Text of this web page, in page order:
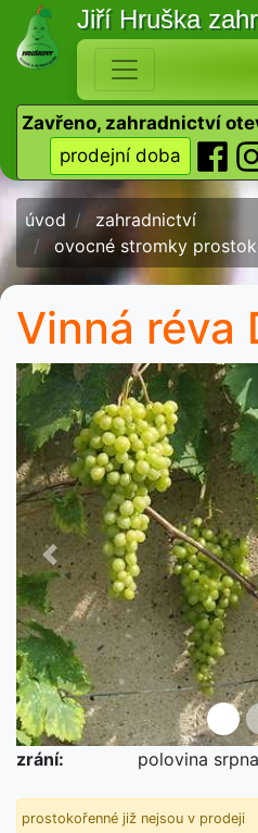
Jiří Hruška
Zavřeno, zahradnictví
prodejní doba
úvod
zahradnictví
ovocné stromky
Vinná réva
novinka
Předchozí
zrání: polovina
prostokořenné již nejsou v prodeji